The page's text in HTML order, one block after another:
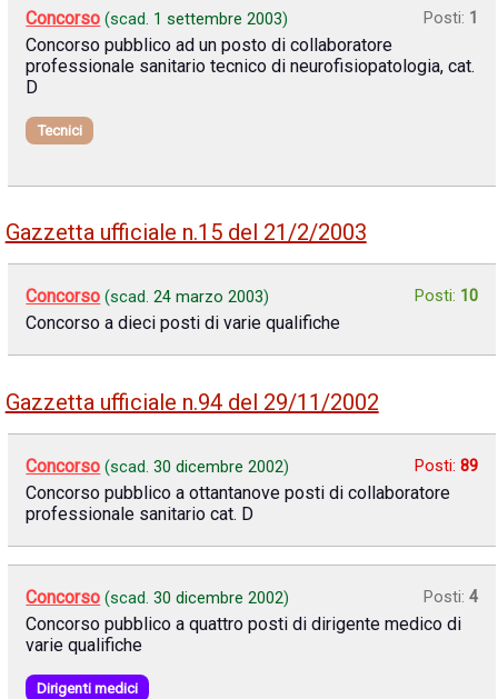
Concorso (scad. 1 settembre 2003) Posti: 1
Concorso pubblico ad un posto di collaboratore
professionale sanitario tecnico di neurofisiopatologia, cat.
D
Tecnici
Gazzetta ufficiale n.15 del 21/2/2003
Concorso (scad.24 marzo 2003) Posti: 10
Concorso a dieci posti di varie qualifiche
Gazzetta ufficiale n.94 del 29/11/2002
Concorso (scad.30 dicembre 2002) Posti: 89
Concorso pubblico a ottantanove posti di collaboratore
professionale sanitario cat. D
Concorso (scad.30 dicembre 2002) Posti: 4
Concorso pubblico a quattro posti di dirigente medico di
varie qualifiche
Dirigenti medici